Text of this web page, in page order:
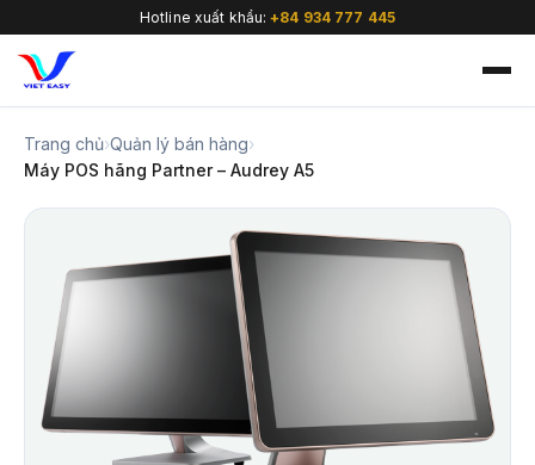
Hotline xuất khẩu:+84 934 777 445
Trang chủ›Quản lý bán hàng›
Máy POS hãng Partner – Audrey A5